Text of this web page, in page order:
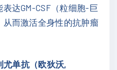
达GM-CSF（粒细胞-巨
而激活全身性的抗肿瘤
尤单抗（欧狄沃,